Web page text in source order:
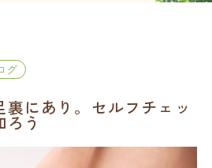
グ
にあり。セルフチェッ
う